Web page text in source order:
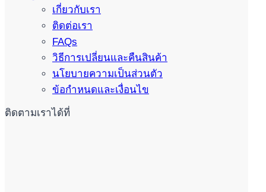
เกี่ยวกับเรา
ติดต่อเรา
FAQs
วิธีการเปลี่ยนและคืนสินค้า
นโยบายความเป็นส่วนตัว
ข้อกำหนดและเงื่อนไข
ติดตามเราได้ที่